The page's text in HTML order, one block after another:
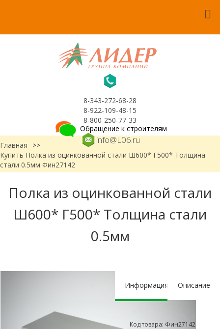
8-343-272-68-28
8-922-109-48-15
8-800-250-77-33
info@L06.ru
Обращение к строителям
Главная
>>
Купить Полка из оцинкованной стали Ш600* Г500* Толщина
стали 0.5мм Фин27142
Полка из оцинкованной стали
Ш600* Г500* Толщина стали
0.5мм
Информация Описание
Код товара: Фин27142